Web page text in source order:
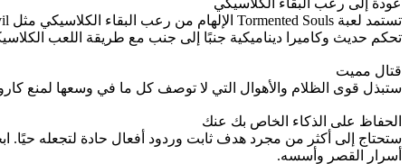
تحكم حديث وكاميرا ديناميكية جنبًا إلى جنب مع طريقة اللعب
قتال مميت
ستبذل قوى الظلام والأهوال التي لا توصف كل ما في وسعها لمنع
الحفاظ على الذكاء الخاص بك عنك
ستحتاج إلى أكثر من مجرد هدف ثابت وردود أفعال حادة لتجعله حيًا.
أسرار القصر وأسسه.